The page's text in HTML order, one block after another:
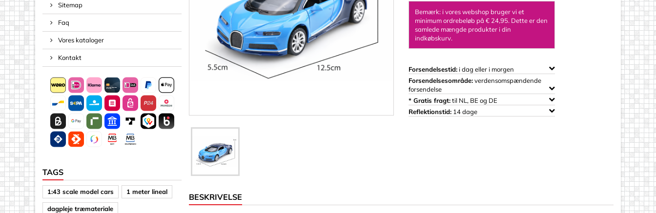
Pinde & Stænger
Tape, Reb & Lim
Ringe
Terninger
Tøjnåle
Bogstaver & Tegn
Diske
Firkanter
Spejle
Firkantet/Rektangel
Sitemap
Faq
Vores kataloger
Kontakt
TAGS
1:43 scale model cars 1 meter lineal
dagpleje træmateriale
Bemærk: i vores webshop bruger vi et
minimum ordrebeløb på € 24,95. Dette er den
samlede mængde produkter i din
indkøbskurv.
Forsendelsestid:i dag eller i morgen
Forsendelsesområde:verdensomspændende
forsendelse
* Gratis fragt:til NL, BE og DE
Reflektionstid: 14 dage
BESKRIVELSE